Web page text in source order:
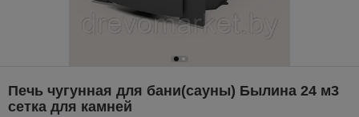
Печь чугунная для бани(сауны) Былина 24 м3
сетка для камней